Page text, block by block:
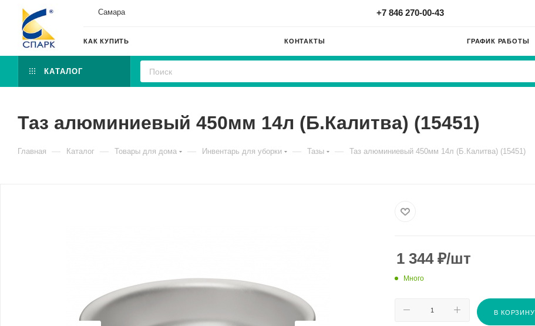
Самара +7 846 270-00-43
КАК КУПИТЬ КОНТАКТЫ ГРАФИК РАБОТЫ
КАТАЛОГ
Таз алюминиевый 450мм 14л (Б.Калитва) (15451)
Главная — Каталог — Товары для дома — Инвентарь для уборки — Тазы — Таз алюминиевый 450мм 14л (Б.Калитва) (15451)
1 344₽/шт
Много
В КОРЗИНУ